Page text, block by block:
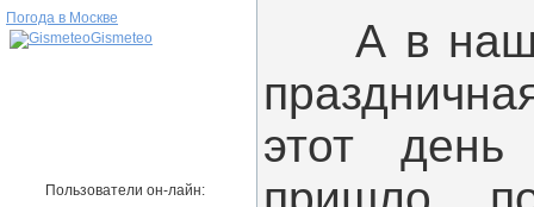
Погода в Москве
Gismeteo
Пользователи он-лайн:
А в
этот